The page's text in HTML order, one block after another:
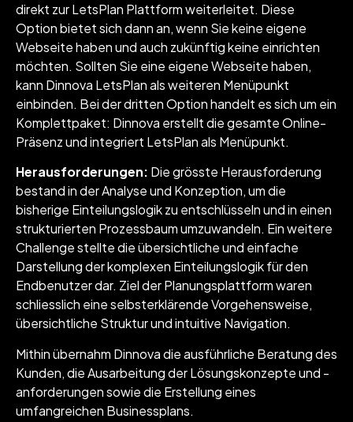
direkt zur LetsPlan Plattform weiterleitet. Diese
Option bietet sich dann an, wenn Sie keine eigene
Webseite haben und auch zukünftig keine einrichten
möchten. Sollten Sie eine eigene Webseite haben,
kann Dinnova LetsPlan als weiteren Menüpunkt
einbinden. Bei der dritten Option handelt es sich um ein
Komplettpaket: Dinnova erstellt die gesamte Online-
Präsenz und integriert LetsPlan als Menüpunkt.
Herausforderungen: Die grösste Herausforderung
bestand in der Analyse und Konzeption, um die
bisherige Einteilungslogik zu entschlüsseln und in einen
strukturierten Prozessbaum umzuwandeln. Ein weitere
Challenge stellte die übersichtliche und einfache
Darstellung der komplexen Einteilungslogik für den
Endbenutzer dar. Ziel der Planungsplattform waren
schliesslich eine selbsterklärende Vorgehensweise,
übersichtliche Struktur und intuitive Navigation.
Mithin übernahm Dinnova die ausführliche Beratung des
Kunden, die Ausarbeitung der Lösungskonzepte und -
anforderungen sowie die Erstellung eines
umfangreichen Businessplans.